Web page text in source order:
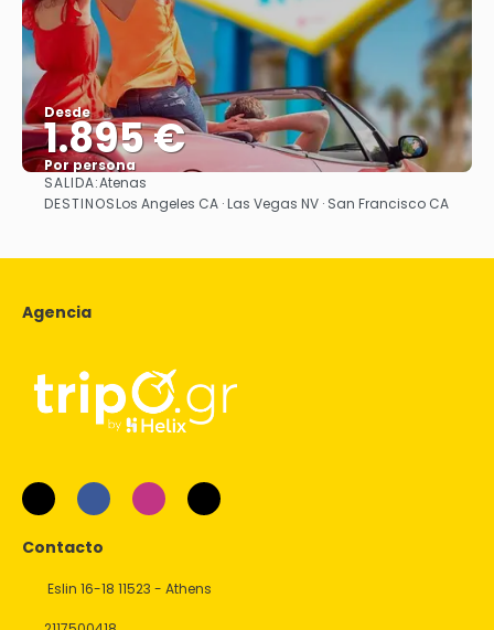
Desde
1.895 €
Por persona
Ver
SALIDA:Atenas
DESTINOSLos Angeles CA · Las Vegas NV · San Francisco CA
Agencia
Contacto
Eslin 16-18 11523 - Athens